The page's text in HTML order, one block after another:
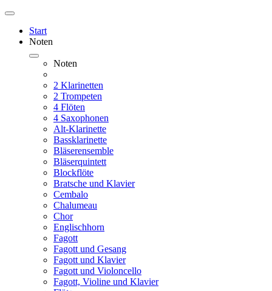
Start
Noten
Noten
2 Klarinetten
2 Trompeten
4 Flöten
4 Saxophonen
Alt-Klarinette
Bassklarinette
Bläserensemble
Bläserquintett
Blockflöte
Bratsche und Klavier
Cembalo
Chalumeau
Chor
Englischhorn
Fagott
Fagott und Gesang
Fagott und Klavier
Fagott und Violoncello
Fagott, Violine und Klavier